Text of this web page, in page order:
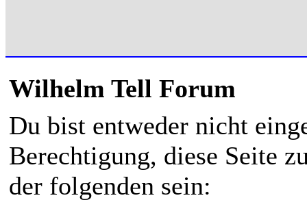
Wilhelm Tell Forum
Du bist entweder nicht
Berechtigung, diese Seite
der folgenden sein: